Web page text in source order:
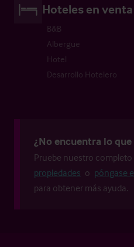
Hoteles en venta
B&B
Albergue
Hotel
Desarrollo Hotelero
¿No encuentra lo que
Pruebe nuestro completo
propiedades o póngase
para obtener más ayuda.